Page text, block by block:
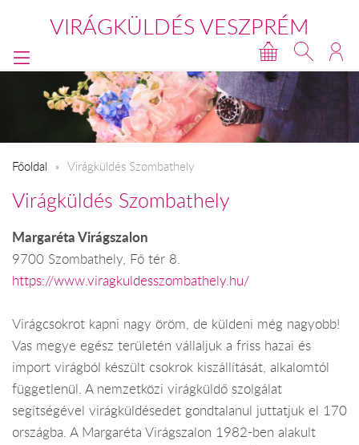
VIRÁGKÜLDÉS VESZPRÉM
Főoldal Virágküldés Szombathely
Virágküldés Szombathely
Margaréta Virágszalon
9700 Szombathely, Fő tér 8.
https://www.viragkuldesszombathely.hu/
Virágcsokrot kapni nagy öröm, de küldeni még nagyobb!
Vas megye egész területén vállaljuk a friss hazai és
import virágból készült csokrok kiszállítását, alkalomtól
függetlenül. A nemzetközi virágküldő szolgálat
segítségével virágküldésedet gondtalanul juttatjuk el 170
országba. A Margaréta Virágszalon 1982-ben alakult